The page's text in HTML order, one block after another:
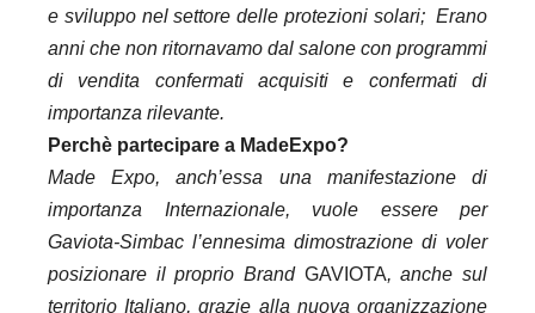
e sviluppo nel settore delle protezioni solari; Erano
anni che non ritornavamo dal salone con programmi
di vendita confermati acquisiti e confermati di
importanza rilevante.
Perchè partecipare a MadeExpo?
Made Expo, anch’essa una manifestazione di
importanza Internazionale, vuole essere per
Gaviota-Simbac l’ennesima dimostrazione di voler
posizionare il proprio BrandGAVIOTA, anche sul
territorio Italiano, grazie alla nuova organizzazione